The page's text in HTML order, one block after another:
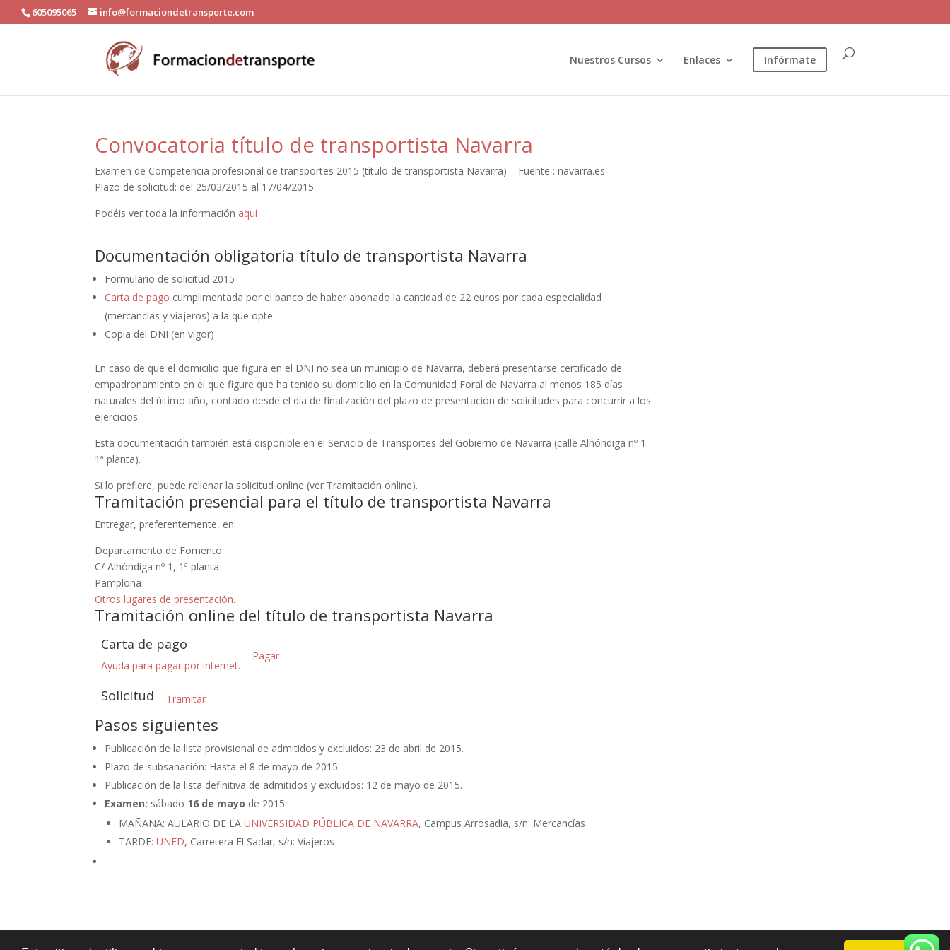
605095065 info@formaciondetransporte.com
Nuestros Cursos Enlaces Infórmate
Convocatoria título de transportista Navarra
Examen de Competencia profesional de transportes 2015 (título de transportista Navarra) – Fuente : navarra.es
Plazo de solicitud: del 25/03/2015 al 17/04/2015
Podéis ver toda la información aquí
Documentación obligatoria título de transportista Navarra
Formulario de solicitud 2015
Carta de pago cumplimentada por el banco de haber abonado la cantidad de 22 euros por cada especialidad
(mercancías y viajeros) a la que opte
Copia del DNI (en vigor)
En caso de que el domicilio que figura en el DNI no sea un municipio de Navarra, deberá presentarse certificado de
empadronamiento en el que figure que ha tenido su domicilio en la Comunidad Foral de Navarra al menos 185 días
naturales del último año, contado desde el día de finalización del plazo de presentación de solicitudes para concurrir a los
ejercicios.
Esta documentación también está disponible en el Servicio de Transportes del Gobierno de Navarra (calle Alhóndiga nº 1.
1ª planta).
Si lo prefiere, puede rellenar la solicitud online (ver Tramitación online).
Tramitación presencial para el título de transportista Navarra
Entregar, preferentemente, en:
Departamento de Fomento
C/ Alhóndiga nº 1, 1ª planta
Pamplona
Otros lugares de presentación.
Tramitación online del título de transportista Navarra
Carta de pago
Ayuda para pagar por internet.
Pagar
Solicitud Tramitar
Pasos siguientes
Publicación de la lista provisional de admitidos y excluidos: 23 de abril de 2015.
Plazo de subsanación: Hasta el 8 de mayo de 2015.
Publicación de la lista definitiva de admitidos y excluidos: 12 de mayo de 2015.
Examen: sábado 16 de mayo de 2015:
MAÑANA: AULARIO DE LAUNIVERSIDAD PÚBLICA DE NAVARRA, Campus Arrosadia, s/n: Mercancías
TARDE:UNED, Carretera El Sadar, s/n: Viajeros